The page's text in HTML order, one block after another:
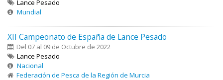
Lance Pesado
Mundial
XII Campeonato de España de Lance Pesado
Del 07 al 09 de Octubre de 2022
Lance Pesado
Nacional
Federación de Pesca de la Región de Murcia